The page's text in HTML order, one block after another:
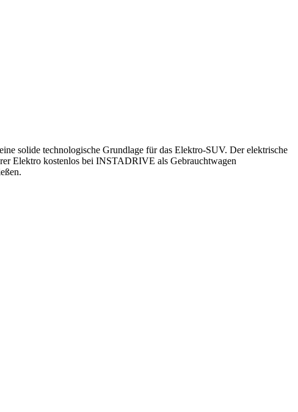
solide technologische Grundlage für das Elektro-SUV. Der elektrische
Elektro kostenlos bei INSTADRIVE als Gebrauchtwagen